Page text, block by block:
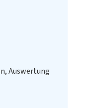
Auswertung